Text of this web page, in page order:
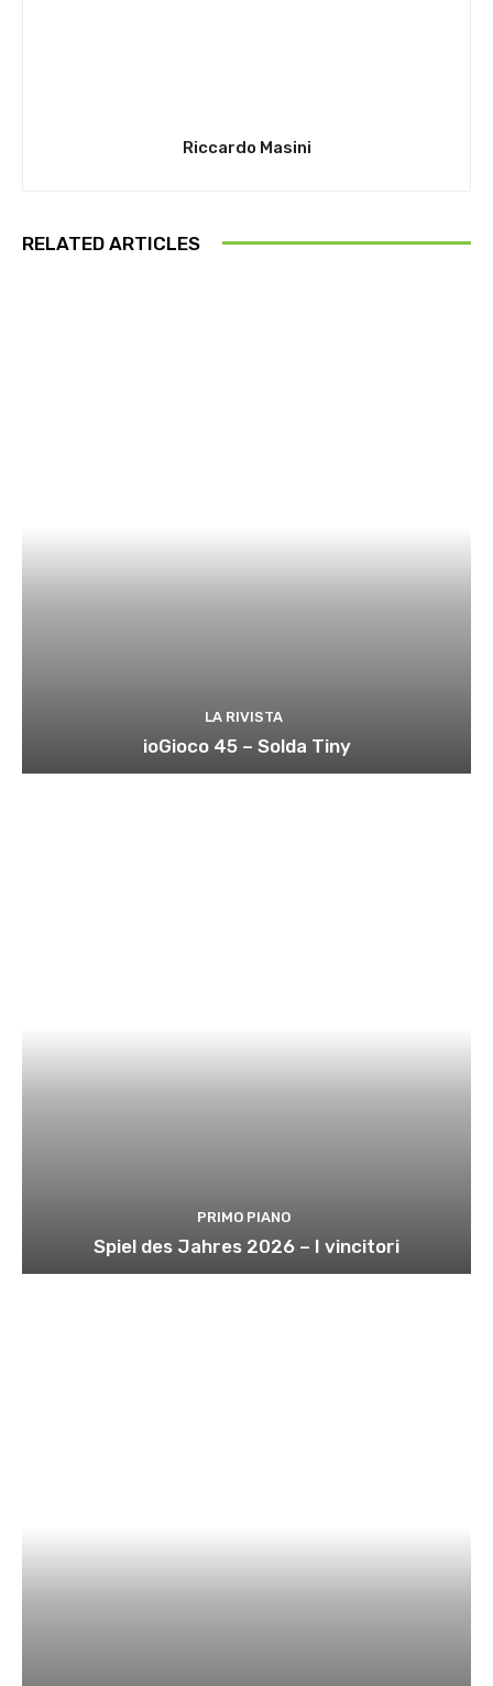
Riccardo Masini
RELATED ARTICLES
LA RIVISTA
ioGioco 45 – Solda Tiny
PRIMO PIANO
Spiel des Jahres 2026 – I vincitori